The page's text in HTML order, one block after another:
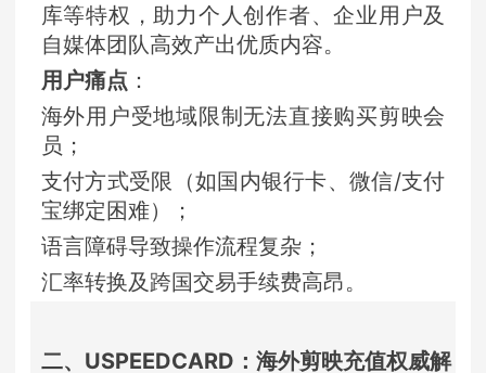
库等特权，助力个人创作者、企业用户及
自媒体团队高效产出优质内容。
用户痛点 ：
海外用户受地域限制无法直接购买剪映会
员；
支付方式受限（如国内银行卡、微信/支付
宝绑定困难）；
语言障碍导致操作流程复杂；
汇率转换及跨国交易手续费高昂。
二、USPEEDCARD：海外剪映充值权威解